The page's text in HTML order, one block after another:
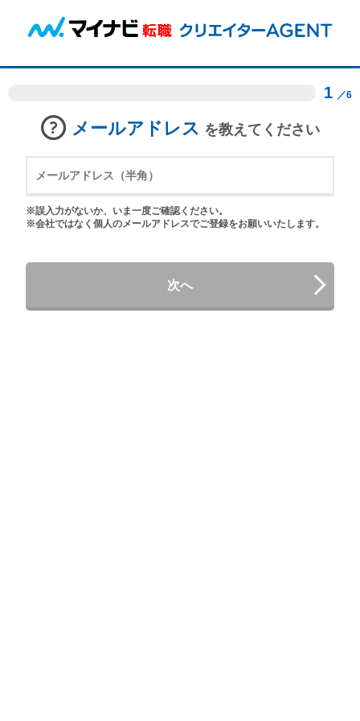
1 ／6
メールアドレス を教えてください
※誤入力がないか、いま一度ご確認ください。
※会社ではなく個人のメールアドレスでご登録をお願いいたします。
次へ